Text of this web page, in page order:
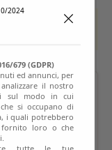
2024
679 (GDPR)
ed annunci, per
il nostro
sul modo in cui
si occupano di
i quali potrebbero
fornito loro o che